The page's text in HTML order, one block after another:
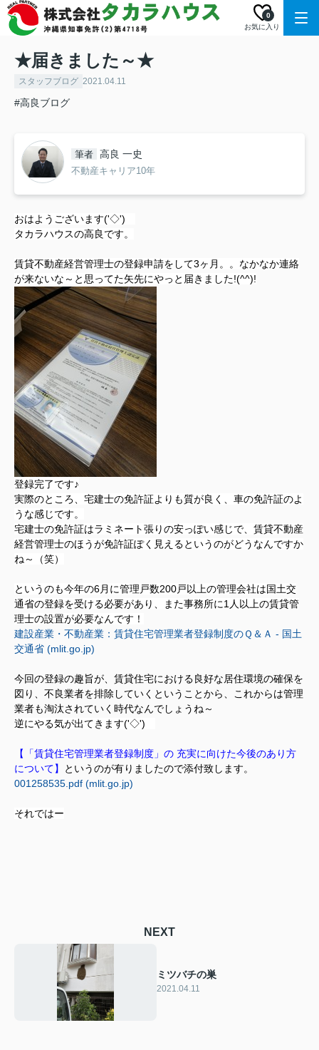
お気に入り
0
★届きました～★
スタッフブログ 2021.04.11
#高良ブログ
筆者 高良 一史
不動産キャリア10年
おはようございます('◇')ゞ
タカラハウスの高良です。
賃貸不動産経営管理士の登録申請をして3ヶ月。。なかなか連絡
が来ないな～と思ってた矢先にやっと届きました!(^^)!
登録完了です♪
実際のところ、宅建士の免許証よりも質が良く、車の免許証のよ
うな感じです。
宅建士の免許証はラミネート張りの安っぽい感じで、賃貸不動産
経営管理士のほうが免許証ぽく見えるというのがどうなんですか
ね～（笑）
というのも今年の6月に管理戸数200戸以上の管理会社は国土交
通省の登録を受ける必要があり、また事務所に1人以上の賃貸管
理士の設置が必要なんです！
建設産業・不動産業：賃貸住宅管理業者登録制度のＱ＆Ａ - 国土
交通省 (mlit.go.jp)
今回の登録の趣旨が、賃貸住宅における良好な居住環境の確保を
図り、不良業者を排除していくということから、これからは管理
業者も淘汰されていく時代なんでしょうね～
逆にやる気が出てきます('◇')ゞ
【「賃貸住宅管理業者登録制度」の 充実に向けた今後のあり方
について】
というのが有りましたので添付致します。
001258535.pdf (mlit.go.jp)
それではー
NEXT
ミツバチの巣
2021.04.11